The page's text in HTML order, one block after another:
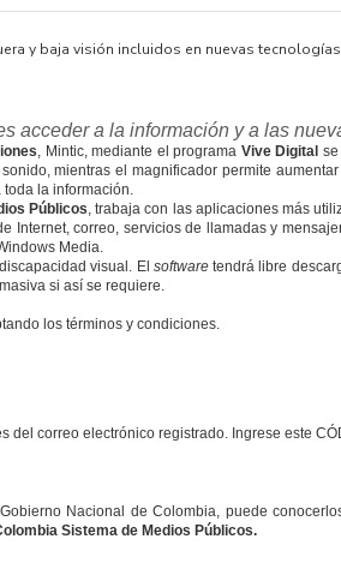
acceder a la información y a las
, Mintic, mediante el programa Vive Digital
mientras el magnificador permite
la información.
Públicos, trabaja con las aplicaciones más
Internet, correo, servicios de llamadas y
Media.
visual. El softwaretendrá libre
si así se requiere.
los términos y condiciones.
del correo electrónico registrado. Ingrese este
Nacional de Colombia, puede
Sistema de Medios Públicos.